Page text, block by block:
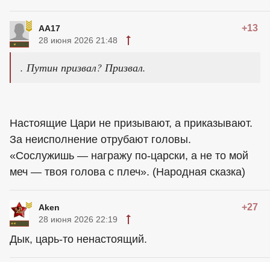
АА17 +13
28 июня 2026 21:48
. Путин призвал? Призвал.
Настоящие Цари не призывают, а приказывают.
За неисполнение отрубают головы.
«Сослужишь — награжу по-царски, а не то мой
меч — твоя голова с плеч». (Народная сказка)
Aken +27
28 июня 2026 22:19
Дык, царь-то ненастоящий.